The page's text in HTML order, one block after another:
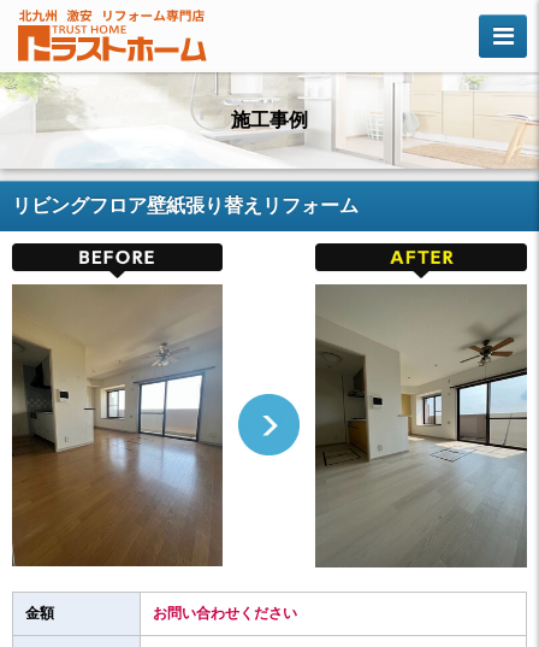
施工事例
リビングフロア壁紙張り替えリフォーム
金額 お問い合わせください